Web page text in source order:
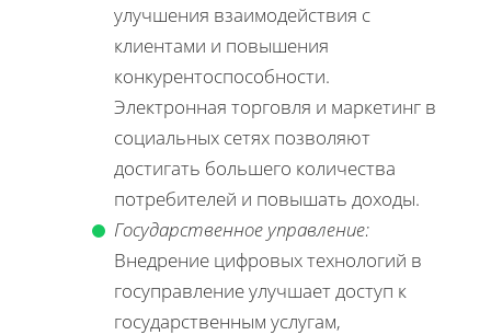
улучшения взаимодействия с
клиентами и повышения
конкурентоспособности.
Электронная торговля и маркетинг в
социальных сетях позволяют
достигать большего количества
потребителей и повышать доходы.
Государственное управление:
Внедрение цифровых технологий в
госуправление улучшает доступ к
государственным услугам,